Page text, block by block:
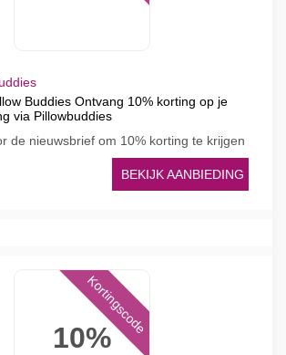
Buddies Ontvang 10% korting op je
via Pillowbuddies
de nieuwsbrief om 10% korting te krijgen
BEKIJK AANBIEDING
10%
Kortingscode